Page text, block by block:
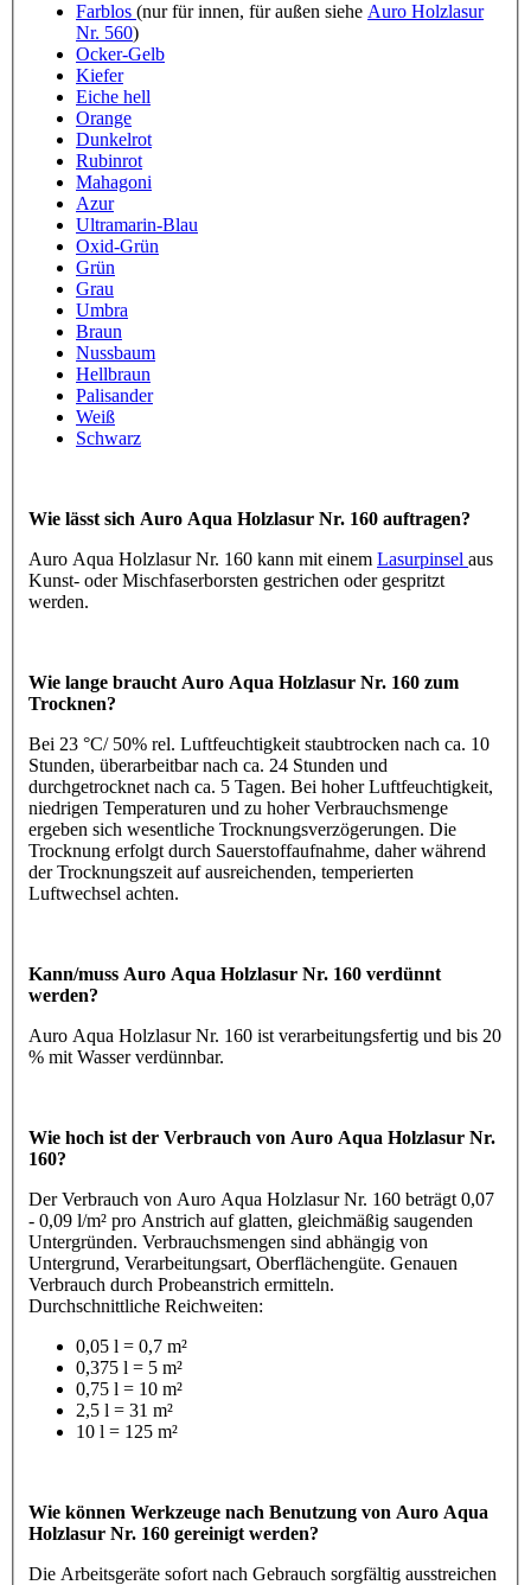
Farblos (nur für innen, für außen siehe Auro Holzlasur
Nr. 560)
Ocker-Gelb
Kiefer
Eiche hell
Orange
Dunkelrot
Rubinrot
Mahagoni
Azur
Ultramarin-Blau
Oxid-Grün
Grün
Grau
Umbra
Braun
Nussbaum
Hellbraun
Palisander
Weiß
Schwarz
Wie lässt sich Auro Aqua Holzlasur Nr. 160 auftragen?
Auro Aqua Holzlasur Nr. 160 kann mit einem Lasurpinsel aus
Kunst- oder Mischfaserborsten gestrichen oder gespritzt
werden.
Wie lange braucht Auro Aqua Holzlasur Nr. 160 zum
Trocknen?
Bei 23 °C/ 50% rel. Luftfeuchtigkeit staubtrocken nach ca. 10
Stunden, überarbeitbar nach ca. 24 Stunden und
durchgetrocknet nach ca. 5 Tagen. Bei hoher Luftfeuchtigkeit,
niedrigen Temperaturen und zu hoher Verbrauchsmenge
ergeben sich wesentliche Trocknungsverzögerungen. Die
Trocknung erfolgt durch Sauerstoffaufnahme, daher während
der Trocknungszeit auf ausreichenden, temperierten
Luftwechsel achten.
Kann/muss Auro Aqua Holzlasur Nr. 160 verdünnt
werden?
Auro Aqua Holzlasur Nr. 160 ist verarbeitungsfertig und bis 20
% mit Wasser verdünnbar.
Wie hoch ist der Verbrauch von Auro Aqua Holzlasur Nr.
160?
Der Verbrauch von Auro Aqua Holzlasur Nr. 160 beträgt 0,07
- 0,09 l/m² pro Anstrich auf glatten, gleichmäßig saugenden
Untergründen. Verbrauchsmengen sind abhängig von
Untergrund, Verarbeitungsart, Oberflächengüte. Genauen
Verbrauch durch Probeanstrich ermitteln.
Durchschnittliche Reichweiten:
0,05 l = 0,7 m²
0,375 l = 5 m²
0,75 l = 10 m²
2,5 l = 31 m²
10 l = 125 m²
Wie können Werkzeuge nach Benutzung von Auro Aqua
Holzlasur Nr. 160 gereinigt werden?
Die Arbeitsgeräte sofort nach Gebrauch sorgfältig ausstreichen